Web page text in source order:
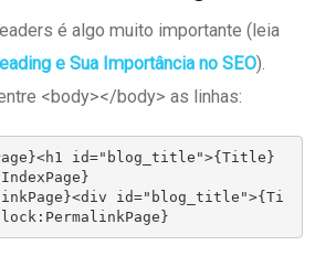
é algo muito importante (leia
e Sua Importância no SEO).
<body></body> as linhas:
id="blog_title">{Title}
id="blog_title">{Ti